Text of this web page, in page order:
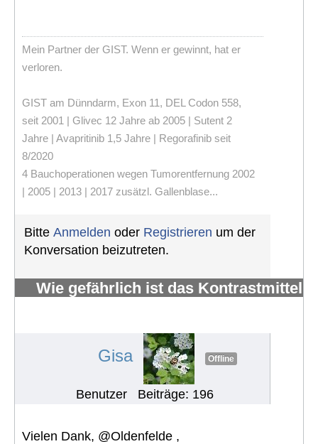
Mein Partner der GIST. Wenn er gewinnt, hat er
verloren.
GIST am Dünndarm, Exon 11, DEL Codon 558,
seit 2001 | Glivec 12 Jahre ab 2005 | Sutent 2
Jahre | Avapritinib 1,5 Jahre | Regorafinib seit
8/2020
4 Bauchoperationen wegen Tumorentfernung 2002
| 2005 | 2013 | 2017 zusätzl. Gallenblase...
Bitte Anmelden oder Registrieren um der
Konversation beizutreten.
Wie gefährlich ist das Kontrastmittel
Gisa Offline
Benutzer Beiträge: 196
Vielen Dank, @Oldenfelde ,